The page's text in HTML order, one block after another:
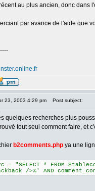
au plus ancien, donc dans
par avance de l'aide que
23, 2003 4:29 pm Post subject:
quelques recherches plus
tout seul comment faire, et
b2comments.php ya une
= "SELECT * FROM
/>%' AND